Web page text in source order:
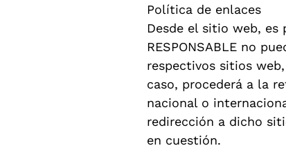
Política de enlaces
Desde el sitio web,
RESPONSABLE no
respectivos sitios
caso, procederá a la
nacional o
redirección a dicho
en cuestión.